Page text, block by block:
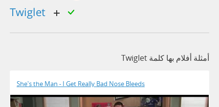
twiglet
أمثلة أفلام بها كلمة Twiglet
She's the Man - I Get Really Bad Nose Bleeds